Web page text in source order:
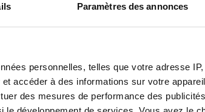
Paramètres des annonces
personnelles, telles que votre adresse
accéder à des informations sur votre
des mesures de performance des